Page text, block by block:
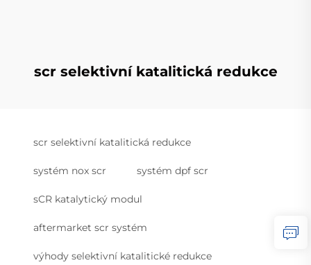
scr selektivní katalitická redukce
scr selektivní katalitická redukce
systém nox scr systém dpf scr
sCR katalytický modul
aftermarket scr systém
výhody selektivní katalitické redukce